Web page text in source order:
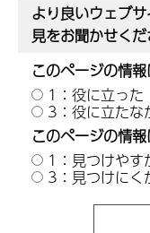
より良いウェブ
見をお聞かせく
このページの情
1：役に立った
3：役に立たな
このページの情
1：見つけやす
3：見つけにく